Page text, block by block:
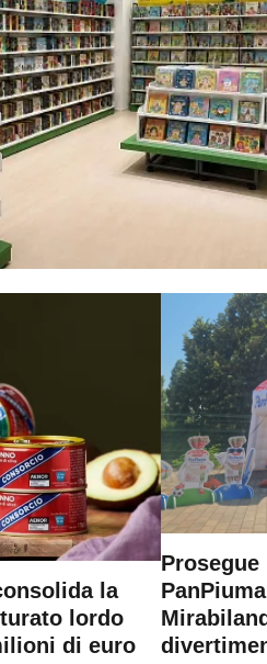
la
lordo
di euro